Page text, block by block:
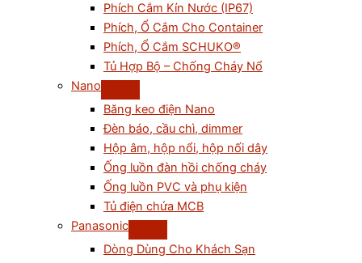
Phích Cắm Kín Nước (IP67)
Phích, Ổ Cắm Cho Container
Phích, Ổ Cắm SCHUKO®
Tủ Hợp Bộ – Chống Cháy Nổ
Nano
Băng keo điện Nano
Đèn báo, cầu chì, dimmer
Hộp âm, hộp nổi, hộp nối dây
Ống luồn đàn hồi chống cháy
Ống luồn PVC và phụ kiện
Tủ điện chứa MCB
Panasonic
Dòng Dùng Cho Khách Sạn